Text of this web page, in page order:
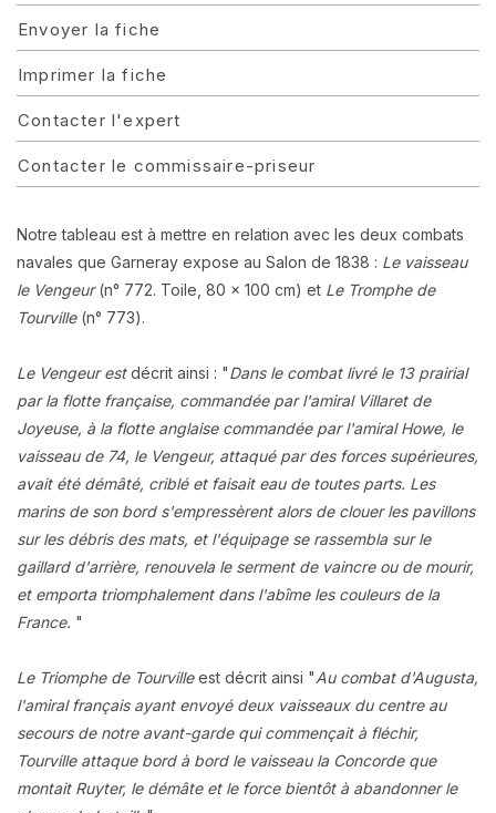
Envoyer la fiche
Imprimer la fiche
Contacter l'expert
Contacter le commissaire-priseur
Notre tableau est à mettre en relation avec les deux combats
navales que Garneray expose au Salon de 1838 : Le vaisseau
le Vengeur(n° 772. Toile, 80 x 100 cm) et Le Tromphe de
Tourville (n° 773).
Le Vengeur estdécrit ainsi : "Dans le combat livré le 13 prairial
par la flotte française, commandée par l'amiral Villaret de
Joyeuse, à la flotte anglaise commandée par l'amiral Howe, le
vaisseau de 74, le Vengeur, attaqué par des forces supérieures,
avait été démâté, criblé et faisait eau de toutes parts. Les
marins de son bord s'empressèrent alors de clouer les pavillons
sur les débris des mats, et l'équipage se rassembla sur le
gaillard d'arrière, renouvela le serment de vaincre ou de mourir,
et emporta triomphalement dans l'abîme les couleurs de la
France. "
Le Triomphe de Tourvilleest décrit ainsi "Au combat d'Augusta,
l'amiral français ayant envoyé deux vaisseaux du centre au
secours de notre avant-garde qui commençait à fléchir,
Tourville attaque bord à bord le vaisseau la Concorde que
montait Ruyter, le démâte et le force bientôt à abandonner le